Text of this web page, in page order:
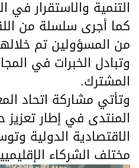
التنمية والاستقرار في
كما أجرى سلسلة من
من المسؤولين تم
وتبادل الخبرات في
المشترك.
وتأتي مشاركة اتحاد
المنتدى في إطار
الاقتصادية الدولية
مختلف الشركاء